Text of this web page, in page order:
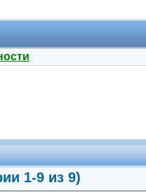
1-9 из 9)